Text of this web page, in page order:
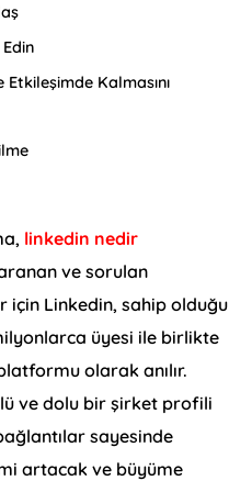
Etkileşimde Kalmasını
linkedin nedir
ve sorulan
Linkedin, sahip olduğu
üyesi ile birlikte
olarak anılır.
ve dolu bir şirket profili
sayesinde
artacak ve büyüme